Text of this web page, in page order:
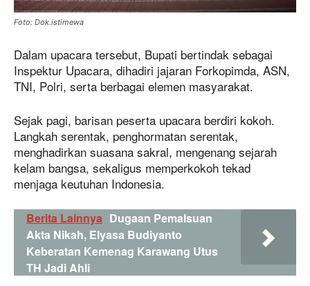
Foto: Dok.istimewa
Dalam upacara tersebut, Bupati bertindak sebagai
Inspektur Upacara, dihadiri jajaran Forkopimda, ASN,
TNI, Polri, serta berbagai elemen masyarakat.
Sejak pagi, barisan peserta upacara berdiri kokoh.
Langkah serentak, penghormatan serentak,
menghadirkan suasana sakral, mengenang sejarah
kelam bangsa, sekaligus memperkokoh tekad
menjaga keutuhan Indonesia.
Berita Lainnya Dugaan Pemalsuan
Akta Nikah, Elyasa Budiyanto
Keberatan Kemenag Karawang Utus
TH Jadi Ahli